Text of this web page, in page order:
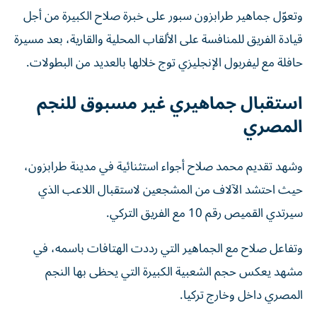
وتعوّل جماهير طرابزون سبور على خبرة صلاح الكبيرة من أجل
قيادة الفريق للمنافسة على الألقاب المحلية والقارية، بعد مسيرة
حافلة مع ليفربول الإنجليزي توج خلالها بالعديد من البطولات.
استقبال جماهيري غير مسبوق للنجم
المصري
وشهد تقديم محمد صلاح أجواء استثنائية في مدينة طرابزون،
حيث احتشد الآلاف من المشجعين لاستقبال اللاعب الذي
سيرتدي القميص رقم 10 مع الفريق التركي.
وتفاعل صلاح مع الجماهير التي رددت الهتافات باسمه، في
مشهد يعكس حجم الشعبية الكبيرة التي يحظى بها النجم
المصري داخل وخارج تركيا.